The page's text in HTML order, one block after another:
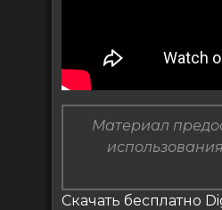
Материал
Скачать бесплатно